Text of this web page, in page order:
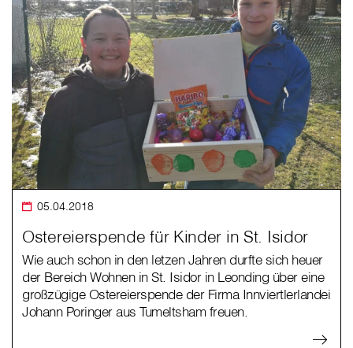
05.04.2018
Ostereierspende für Kinder in St. Isidor
Wie auch schon in den letzen Jahren durfte sich heuer
der Bereich Wohnen in St. Isidor in Leonding über eine
großzügige Ostereierspende der Firma Innviertlerlandei
Johann Poringer aus Tumeltsham freuen.